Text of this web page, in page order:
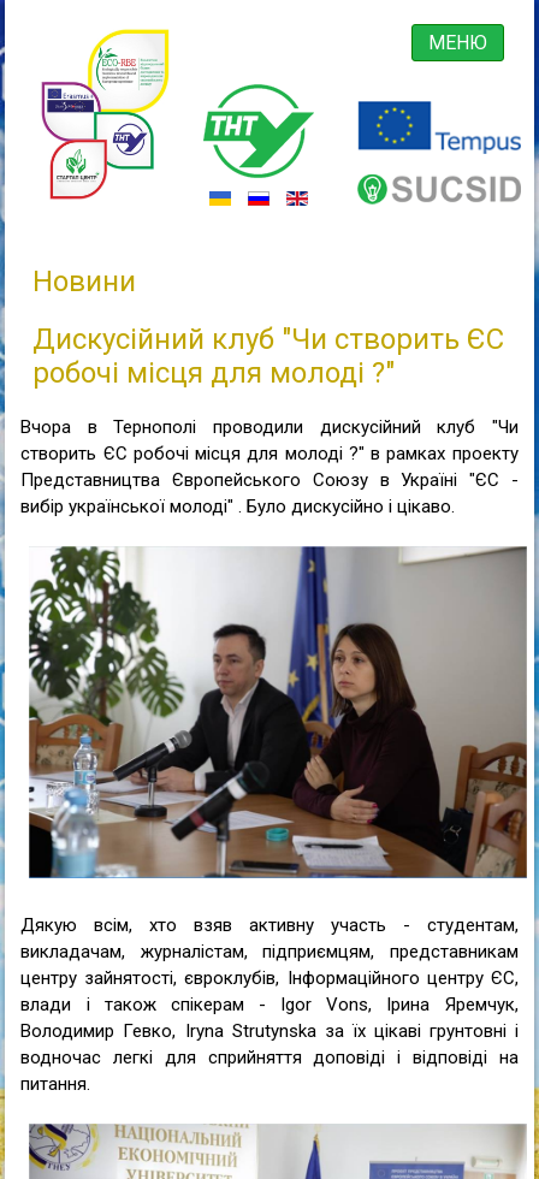
МЕНЮ
Новини
Дискусійний клуб "Чи створить ЄС
робочі місця для молоді ?"
Вчора в Тернополі проводили дискусійний клуб "Чи
створить ЄС робочі місця для молоді ?" в рамках проекту
Представництва Європейського Союзу в Україні "ЄС -
вибір української молоді" . Було дискусійно і цікаво.
Дякую всім, хто взяв активну участь - студентам,
викладачам, журналістам, підприємцям, представникам
центру зайнятості, євроклубів, Інформаційного центру ЄС,
влади і також спікерам - Igor Vons, Ірина Яремчук,
Володимир Гевко, Iryna Strutynskaза їх цікаві грунтовні і
водночас легкі для сприйняття доповіді і відповіді на
питання.